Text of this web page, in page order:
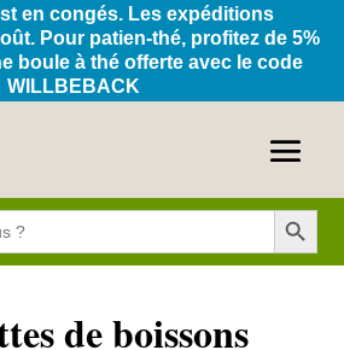
en congés. Les expéditions
Pour patien-thé, profitez de 5%
boule à thé offerte avec le code
WILLBEBACK
Search Button
de boissons